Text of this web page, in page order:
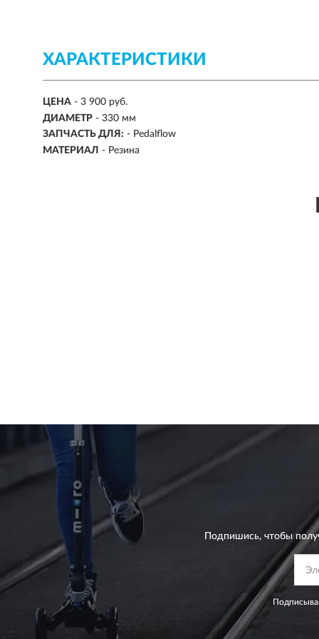
ХАРАКТЕРИСТИКИ
ЦЕНА - 3 900 руб.
ДИАМЕТР - 330 мм
ЗАПЧАСТЬ ДЛЯ: - Pedalflow
МАТЕРИАЛ - Резина
Подпишись, чтобы